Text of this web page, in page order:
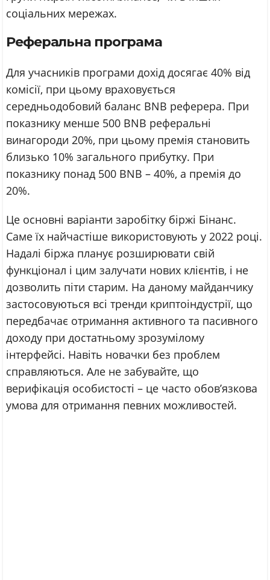
соціальних мережах.
Реферальна програма
Для учасників програми дохід досягає 40% від
комісії, при цьому враховується
середньодобовий баланс BNB реферера. При
показнику менше 500 BNB реферальні
винагороди 20%, при цьому премія становить
близько 10% загального прибутку. При
показнику понад 500 BNB – 40%, а премія до
20%.
Це основні варіанти заробітку біржі Бінанс.
Саме їх найчастіше використовують у 2022 році.
Надалі біржа планує розширювати свій
функціонал і цим залучати нових клієнтів, і не
дозволить піти старим. На даному майданчику
застосовуються всі тренди криптоіндустрії, що
передбачає отримання активного та пасивного
доходу при достатньому зрозумілому
інтерфейсі. Навіть новачки без проблем
справляються. Але не забувайте, що
верифікація особистості – це часто обов’язкова
умова для отримання певних можливостей.